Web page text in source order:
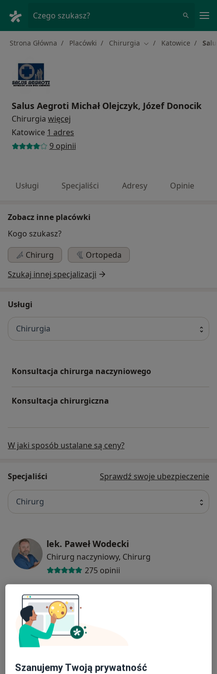
Czego szukasz?
Strona Główna Placówki Chirurgia Zmień miasto
Katowice
Salus Aegroti Michał Olejczyk, Józef Donocik
Chirurgia więcej
Katowice 1 adres
9 opinii
Usługi Specjaliści Adresy Opinie
Zobacz inne placówki
Kogo szukasz?
Chirurg
Ortopeda
Szukaj innej specjalizacji
Usługi
Chirurgia
Konsultacja chirurga naczyniowego
Konsultacja chirurgiczna
W jaki sposób ustalane są ceny?
Specjaliści Sprawdź swoje ubezpieczenie
Chirurg
lek. Paweł Wodecki
Chirurg naczyniowy, Chirurg
275 opinii
dr n. med. Michał Olejczyk
Chirurg naczyniowy, Chirurg
158 opinii
Chirurg
Szanujemy Twoją prywatność